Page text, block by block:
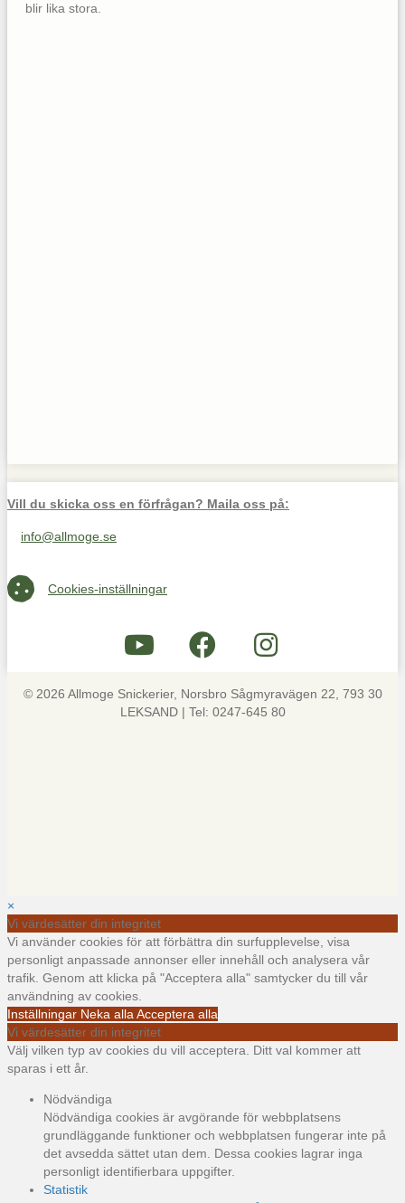
blir lika stora.
Vill du skicka oss en förfrågan? Maila oss på:
Maila oss på info@allmoge.se
info@allmoge.se
Cookies-inställningar
Cookies-inställningar
© 2026 Allmoge Snickerier, Norsbro Sågmyravägen 22, 793 30
LEKSAND | Tel: 0247-645 80
×
Vi värdesätter din integritet
Vi använder cookies för att förbättra din surfupplevelse, visa
personligt anpassade annonser eller innehåll och analysera vår
trafik. Genom att klicka på "Acceptera alla" samtycker du till vår
användning av cookies.
Inställningar Neka alla Acceptera alla
Vi värdesätter din integritet
Välj vilken typ av cookies du vill acceptera. Ditt val kommer att
sparas i ett år.
Nödvändiga
Nödvändiga cookies är avgörande för webbplatsens
grundläggande funktioner och webbplatsen fungerar inte på
det avsedda sättet utan dem. Dessa cookies lagrar inga
personligt identifierbara uppgifter.
Statistik